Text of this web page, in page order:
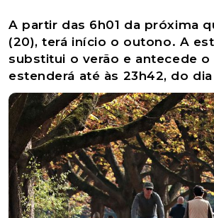
A partir das 6h01 da próxima
(20), terá início o outono. A
substitui o verão e antecede o
estenderá até às 23h42, do